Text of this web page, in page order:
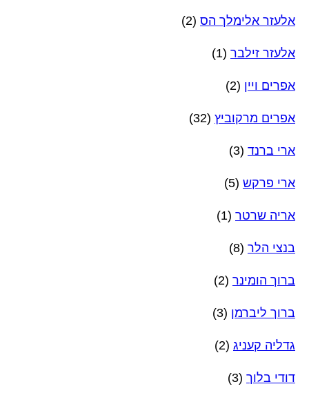
אלעזר אלימלך הס (2)
אלעזר זילבר (1)
אפרים ויין (2)
אפרים מרקוביץ (32)
ארי ברנד (3)
ארי פרקש (5)
אריה שרטר (1)
בנצי הלר (8)
ברוך הומינר (2)
ברוך ליברמן (3)
גדליה קעניג (2)
דודי בלוך (3)